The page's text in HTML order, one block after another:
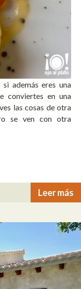
además eres una
conviertes en una
las cosas de otra
se ven con otra
Leer más